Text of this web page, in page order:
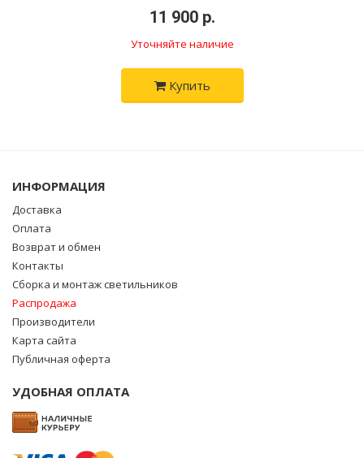
11 900 р.
Уточняйте наличие
Купить
ИНФОРМАЦИЯ
Доставка
Оплата
Возврат и обмен
Контакты
Сборка и монтаж светильников
Распродажа
Производители
Карта сайта
Публичная оферта
УДОБНАЯ ОПЛАТА